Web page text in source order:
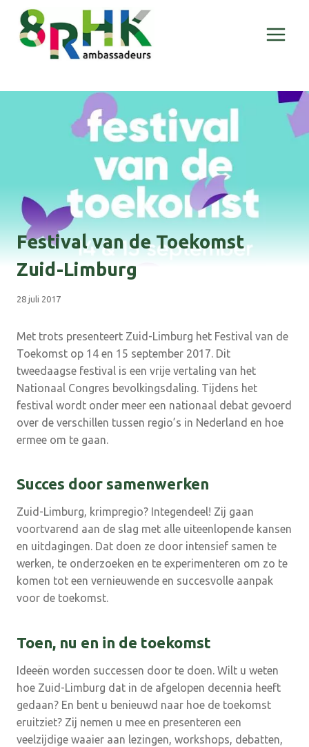
Doorgaan
naar
inhoud
Festival van de Toekomst
Zuid-Limburg
28 juli 2017
Met trots presenteert Zuid-Limburg het Festival van de
Toekomst op 14 en 15 september 2017. Dit
tweedaagse festival is een vrije vertaling van het
Nationaal Congres bevolkingsdaling. Tijdens het
festival wordt onder meer een nationaal debat gevoerd
over de verschillen tussen regio’s in Nederland en hoe
ermee om te gaan.
Succes door samenwerken
Zuid-Limburg, krimpregio? Integendeel! Zij gaan
voortvarend aan de slag met alle uiteenlopende kansen
en uitdagingen. Dat doen ze door intensief samen te
werken, te onderzoeken en te experimenteren om zo te
komen tot een vernieuwende en succesvolle aanpak
voor de toekomst.
Toen, nu en in de toekomst
Ideeën worden successen door te doen. Wilt u weten
hoe Zuid-Limburg dat in de afgelopen decennia heeft
gedaan? En bent u benieuwd naar hoe de toekomst
eruitziet? Zij nemen u mee en presenteren een
veelzijdige waaier aan lezingen, workshops, debatten,